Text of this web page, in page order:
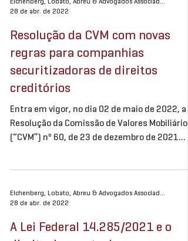
Eichenberg, Lobato, Abreu & Advogados Associados
28 de abr. de 2022
Resolução da CVM com novas
regras para companhias
securitizadoras de direitos
creditórios
Entra em vigor, no dia 02 de maio de 2022, a
Resolução da Comissão de Valores Mobiliários
(“CVM”) nº 60, de 23 de dezembro de 2021...
Eichenberg, Lobato, Abreu & Advogados Associados
28 de abr. de 2022
A Lei Federal 14.285/2021 e o